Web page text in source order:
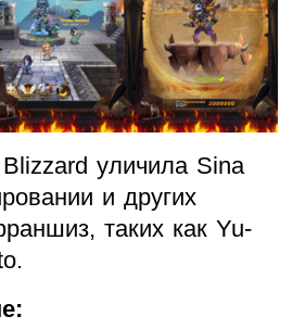
уличила Sina
и других
таких как Yu-